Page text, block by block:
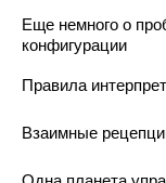
Еще немного о
конфигурации
Правила
Взаимные